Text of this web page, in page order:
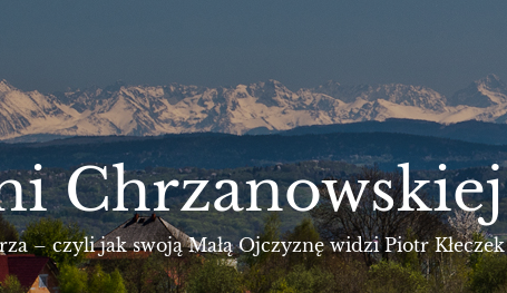
Chrzanowskiej
– czyli jak swoją Małą Ojczyznę widzi Piotr Kłeczek